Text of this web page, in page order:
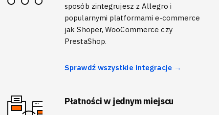
sposób zintegrujesz z Allegro i
popularnymi platformami e‑commerce
jak Shoper, WooCommerce czy
PrestaShop.
Sprawdź wszystkie integracje →
Płatności w jednym miejscu